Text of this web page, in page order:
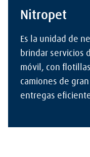
Nitropet
Es la unidad de
brindar servicios
móvil, con
camiones de
entregas